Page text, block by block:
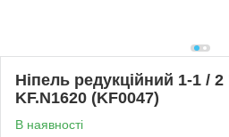
Ніпель редукційний 1-1 /
KF.N1620 (KF0047)
В наявності